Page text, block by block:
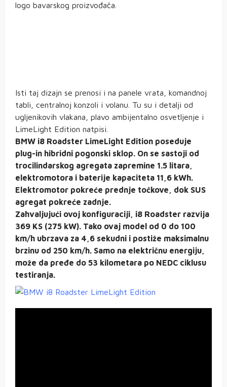
logo bavarskog proizvođača.
Isti taj dizajn se prenosi i na panele vrata, komandnoj
tabli, centralnoj konzoli i volanu. Tu su i detalji od
ugljenikovih vlakana, plavo ambijentalno osvetljenje i
LimeLight Edition natpisi.
BMW i8 Roadster LimeLight Edition poseduje
plug-in hibridni pogonski sklop. On se sastoji od
trocilindarskog agregata zapremine 1.5 litara,
elektromotora i baterije kapaciteta 11,6 kWh.
Elektromotor pokreće prednje točkove, dok SUS
agregat pokreće zadnje.
Zahvaljujući ovoj konfiguraciji, i8 Roadster razvija
369 KS (275 kW). Tako ovaj model od 0 do 100
km/h ubrzava za 4,6 sekudni i postiže maksimalnu
brzinu od 250 km/h. Samo na električnu energiju,
može da pređe do 53 kilometara po NEDC ciklusu
testiranja.